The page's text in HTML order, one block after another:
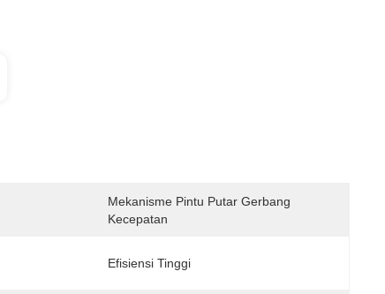
Mekanisme Pintu Putar Gerbang
Kecepatan
Efisiensi Tinggi